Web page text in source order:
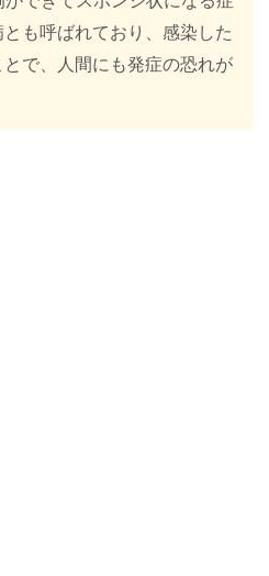
も呼ばれており、感染した
で、人間にも発症の恐れが